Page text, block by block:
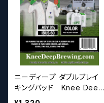
ニーディープ ダブルブレイ
キングバッド Knee Deep
Double Breaking Bud IP